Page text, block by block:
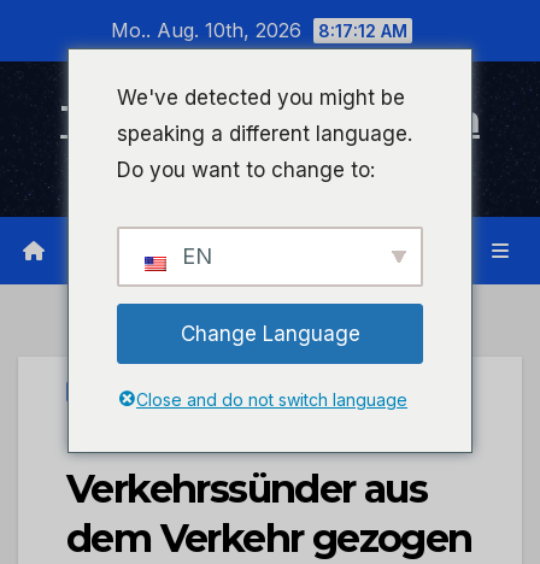
wechseln
Mo.. Aug. 10th, 2026 8:17:12 AM
Timeline Bad Kreuznach
Infonetzwerk für Bad Kreuznach
UNCATEGORIZED
POL-PDKL:
Verkehrssünder aus
dem Verkehr gezogen
We've detected you might be
speaking a different language.
Do you want to change to:
EN
Change Language
Close and do not switch language